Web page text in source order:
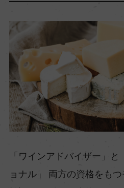
「ワインアドバイザー」
ョナル」 両方の資格をも